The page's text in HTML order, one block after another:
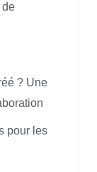
de
? Une
pour les